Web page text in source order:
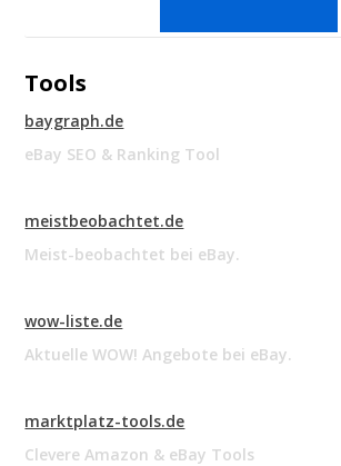
Tools
baygraph.de
eBay SEO & Ranking Tool
meistbeobachtet.de
Meist-beobachtet bei eBay.
wow-liste.de
Aktuelle WOW! Angebote bei eBay.
marktplatz-tools.de
Clevere Amazon & eBay Tools